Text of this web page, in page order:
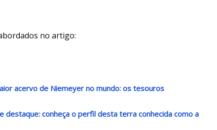
no artigo:
acervo de Niemeyer no mundo: os tesouros
destaque: conheça o perfil desta terra conhecida como a